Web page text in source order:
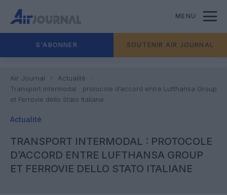
MENU
S'ABONNER SOUTENIR AIR JOURNAL
Air Journal
Actualité
Transport intermodal : protocole d’accord entre Lufthansa Group
et Ferrovie dello Stato Italiane
Actualité
TRANSPORT INTERMODAL : PROTOCOLE
D’ACCORD ENTRE LUFTHANSA GROUP
ET FERROVIE DELLO STATO ITALIANE